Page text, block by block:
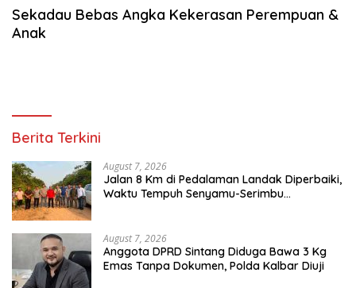
Sekadau Bebas Angka Kekerasan Perempuan &
Anak
Berita Terkini
August 7, 2026
Jalan 8 Km di Pedalaman Landak Diperbaiki,
Waktu Tempuh Senyamu-Serimbu
August 7, 2026
Anggota DPRD Sintang Diduga Bawa 3 Kg
Emas Tanpa Dokumen, Polda Kalbar Diuji